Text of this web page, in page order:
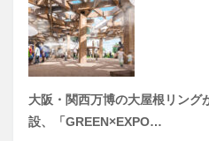
大阪・関西万博の大屋根リング
設、「GREEN×EXPO…